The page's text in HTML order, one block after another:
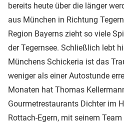
bereits heute über die länger
aus München in Richtung
Region Bayerns zieht so viele
der Tegernsee. Schließlich lebt
Münchens Schickeria ist das
weniger als einer Autostunde
Monaten hat Thomas
Gourmetrestaurants Dichter im
Rottach-Egern, mit seinem